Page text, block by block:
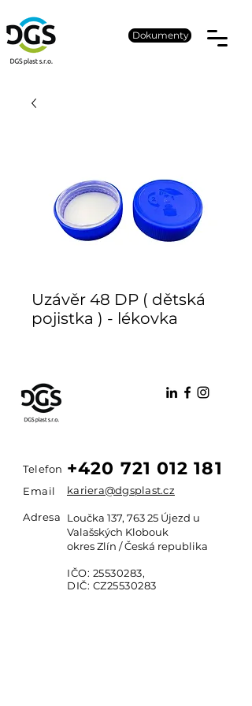
Dokumenty
Uzávěr 48 DP ( dětská
pojistka ) - lékovka
Telefon +420 721 012 181
Email kariera@dgsplast.cz
Adresa
Loučka 137, 763 25 Újezd u
Valašských Klobouk
okres Zlín / Česká republika
IČO: 25530283,
DIČ: CZ25530283